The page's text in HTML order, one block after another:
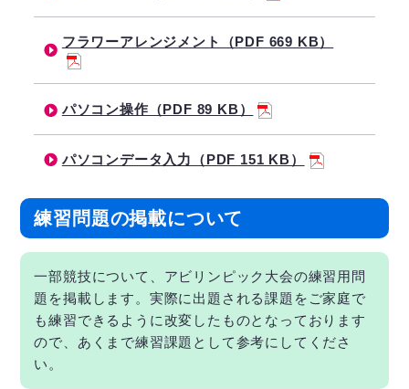
フラワーアレンジメント（PDF 669 KB）
パソコン操作（PDF 89 KB）
パソコンデータ入力（PDF 151 KB）
練習問題の掲載について
一部競技について、アビリンピック大会の練習用問
題を掲載します。実際に出題される課題をご家庭で
も練習できるように改変したものとなっております
ので、あくまで練習課題として参考にしてくださ
い。